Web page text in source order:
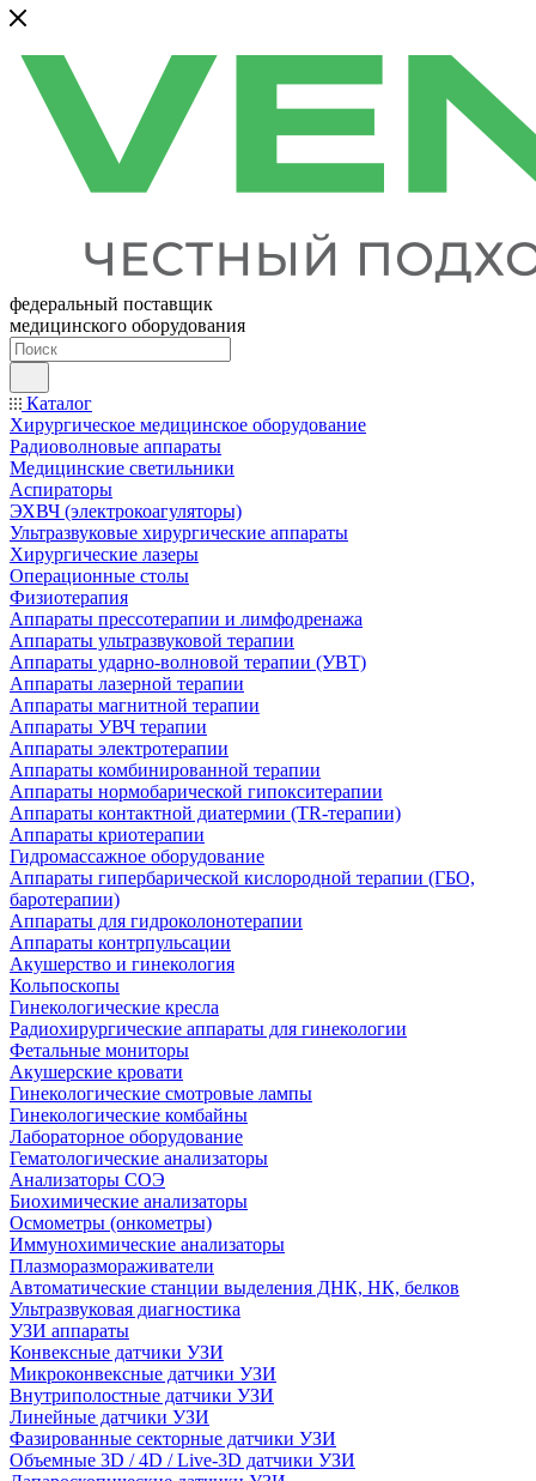
федеральный поставщик
медицинского оборудования
Каталог
Хирургическое медицинское оборудование
Радиоволновые аппараты
Медицинские светильники
Аспираторы
ЭХВЧ (электрокоагуляторы)
Ультразвуковые хирургические аппараты
Хирургические лазеры
Операционные столы
Физиотерапия
Аппараты прессотерапии и лимфодренажа
Аппараты ультразвуковой терапии
Аппараты ударно-волновой терапии (УВТ)
Аппараты лазерной терапии
Аппараты магнитной терапии
Аппараты УВЧ терапии
Аппараты электротерапии
Аппараты комбинированной терапии
Аппараты нормобарической гипокситерапии
Аппараты контактной диатермии (TR-терапии)
Аппараты криотерапии
Гидромассажное оборудование
Аппараты гипербарической кислородной терапии (ГБО,
баротерапии)
Аппараты для гидроколонотерапии
Аппараты контрпульсации
Акушерство и гинекология
Кольпоскопы
Гинекологические кресла
Радиохирургические аппараты для гинекологии
Фетальные мониторы
Акушерские кровати
Гинекологические смотровые лампы
Гинекологические комбайны
Лабораторное оборудование
Гематологические анализаторы
Анализаторы СОЭ
Биохимические анализаторы
Осмометры (онкометры)
Иммунохимические анализаторы
Плазморазмораживатели
Автоматические станции выделения ДНК, НК, белков
Ультразвуковая диагностика
УЗИ аппараты
Конвексные датчики УЗИ
Микроконвексные датчики УЗИ
Внутриполостные датчики УЗИ
Линейные датчики УЗИ
Фазированные секторные датчики УЗИ
Объемные 3D / 4D / Live-3D датчики УЗИ